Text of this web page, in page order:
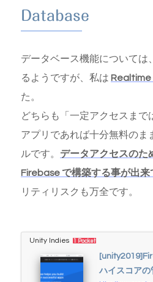
Database
データベース機能については
るようですが、私は
た。
どちらも「一定アクセスまで
アプリであれば十分無料のま
ルです。 データアクセスのた
Firebase で構築する事が出来
リティリスクも万全です。
Unity Indies 1 Pocket
ハイスコアの